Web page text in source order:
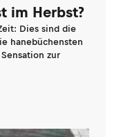
im Herbst?
Dies sind die
hanebüchensten
zur